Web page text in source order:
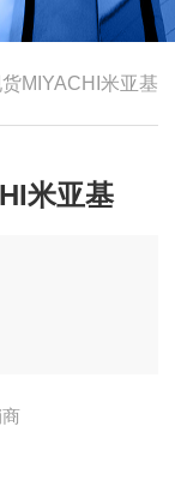
MIYACHI米亚基
米亚基